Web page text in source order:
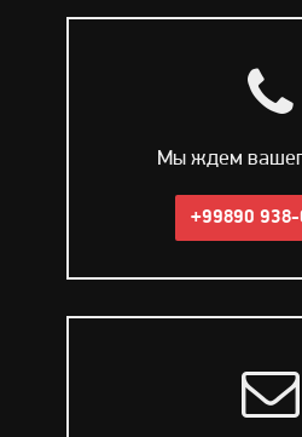
Мы ждем
+99890